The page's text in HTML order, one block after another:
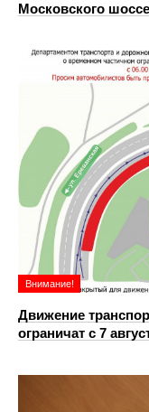
Московского шоссе
Внимание!
Движение
ограничат с 7